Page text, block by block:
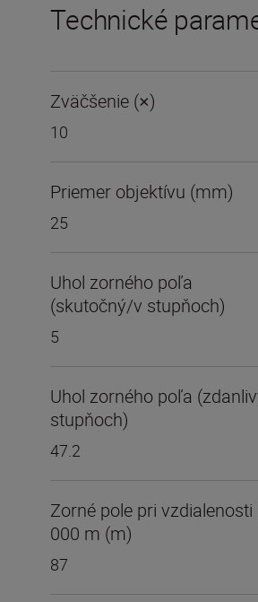
Technické
Zväčšenie (×)
10
Priemer objektívu (mm)
25
Uhol zorného poľa
(skutočný/v stupňoch)
5
Uhol zorného poľa
stupňoch)
47.2
Zorné pole pri vzdialenosti
000 m (m)
87